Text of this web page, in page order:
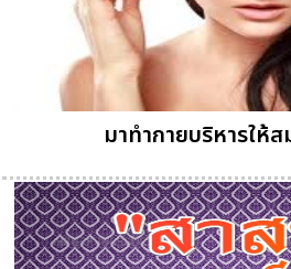
มาทำกายบริหารให้